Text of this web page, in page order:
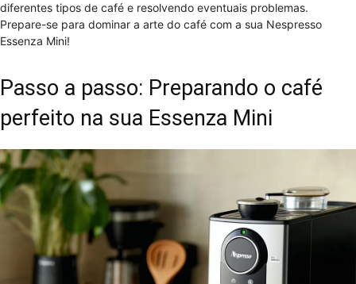
diferentes tipos de café e resolvendo eventuais problemas.
Prepare-se para dominar a arte do café com a sua Nespresso
Essenza Mini!
Passo a passo: Preparando o café
perfeito na sua Essenza Mini